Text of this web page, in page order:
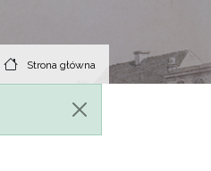
Strona główna